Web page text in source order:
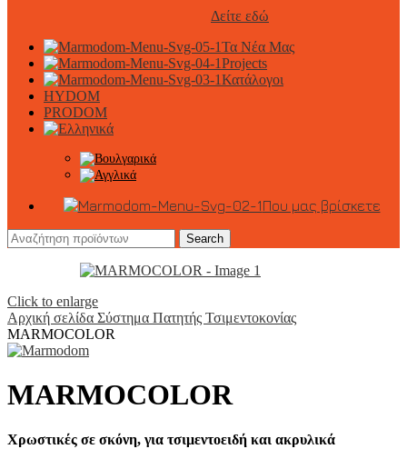
Δείτε εδώ
Τα Νέα Μας
Projects
Κατάλογοι
HYDOM
PRODOM
Που μας βρίσκετε
Search
Click to enlarge
Αρχική σελίδα Σύστημα Πατητής Τσιμεντοκονίας
MARMOCOLOR
MARMOCOLOR
Χρωστικές σε σκόνη, για τσιμεντοειδή και ακρυλικά